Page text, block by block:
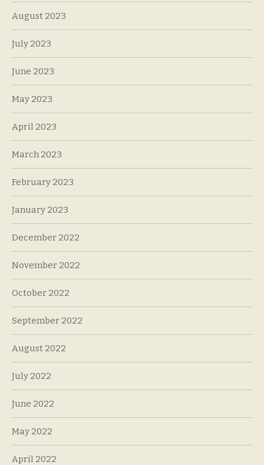
August 2023
July 2023
June 2023
May 2023
April 2023
March 2023
February 2023
January 2023
December 2022
November 2022
October 2022
September 2022
August 2022
July 2022
June 2022
May 2022
April 2022